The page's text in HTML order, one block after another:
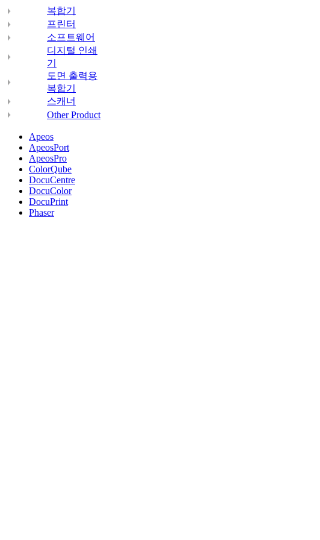
복합기
프린터
소프트웨어
디지털 인쇄
기
도면 출력용
복합기
스캐너
Other Product
Apeos
ApeosPort
ApeosPro
ColorQube
DocuCentre
DocuColor
DocuPrint
Phaser